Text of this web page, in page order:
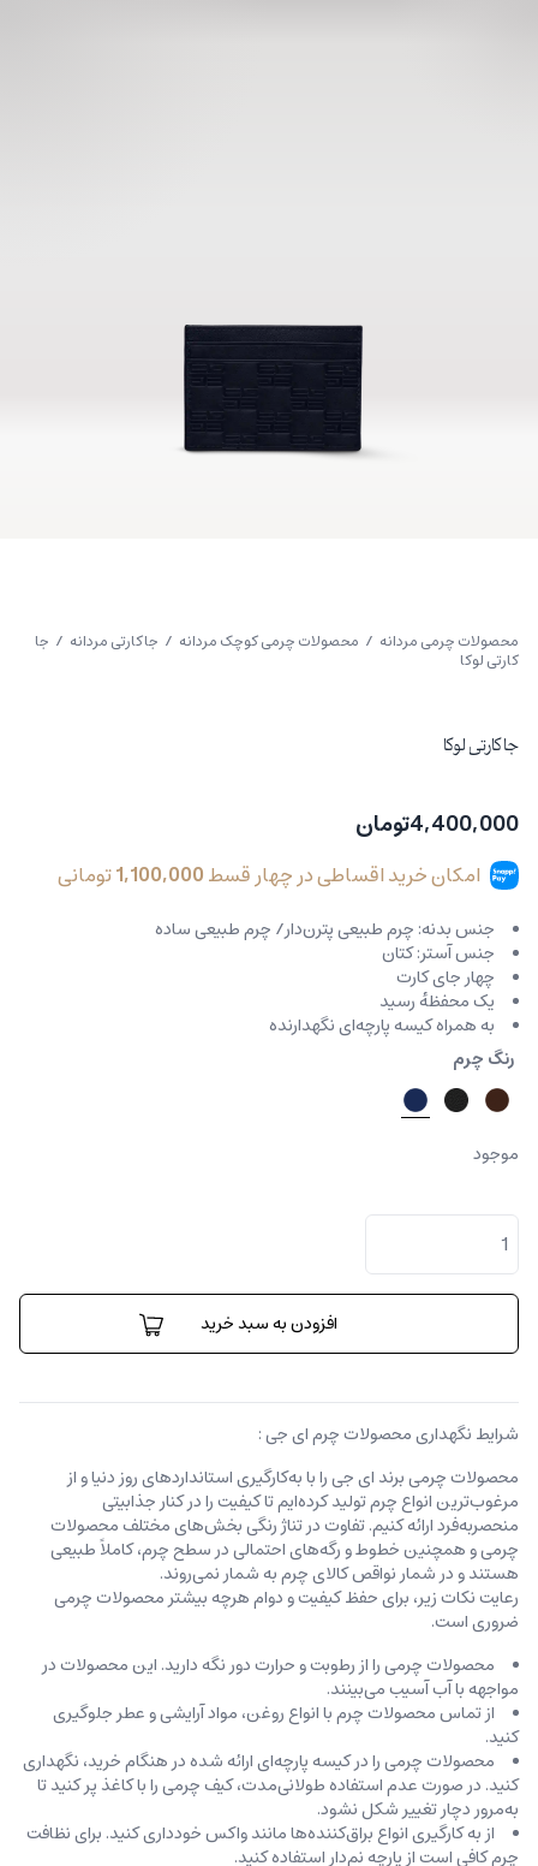
محصولات چرمی مردانه / محصولات چرمی کوچک مردانه / جاکارتی مردانه / جا
کارتی لوکا
جا کارتی لوکا
4,400,000تومان
امکان خرید اقساطی در چهار قسط1,100,000تومانی
جنس بدنه: چرم طبیعی پترن‌دار/ چرم طبیعی ساده
جنس آستر: کتان
چهار جای کارت
یک محفظهٔ رسید
به همراه کیسه پارچه‌ای نگهدارنده
رنگ چرم
موجود
جا
کارتی
لوکا
عدد
افزودن به سبد خرید
شرایط نگهداری محصولات چرم ای جی :
محصولات چرمی برند ای جی را با به‌کارگیری استانداردهای روز دنیا و از
مرغوب‌ترین انواع چرم تولید کرده‌ایم تا کیفیت را در کنار جذابیتی
منحصربه‌فرد ارائه کنیم. تفاوت در تناژ رنگی بخش‌های مختلف محصولات
چرمی و همچنین خطوط و رگه‌‌های احتمالی در سطح چرم، کاملاً طبیعی
هستند و در شمار نواقص کالای چرم به شمار نمی‌روند.
رعایت نکات زیر، برای حفظ کیفیت و دوام هرچه بیشتر محصولات چرمی
ضروری است.
محصولات چرمی را از رطوبت و حرارت دور نگه دارید. این محصولات در
مواجهه با آب آسیب می‌بینند.
از تماس محصولات چرم با انواع روغن‌، مواد آرایشی و عطر جلوگیری
کنید.
محصولات چرمی را در کیسه‌ پارچه‌ای ارائه شده در هنگام خرید، ‌نگهداری
کنید. در صورت عدم استفاده طولانی‌مدت، کیف‌ چرمی را با کاغذ پر کنید تا
به‌مرور دچار تغییر شکل نشود.
از به کارگیری انواع براق‌کننده‌ها مانند واکس خودداری کنید. برای نظافت
چرم کافی است از پارچه‌ نم‌دار استفاده کنید.